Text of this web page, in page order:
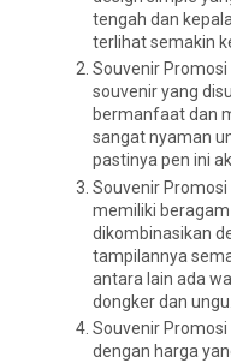
tengah dan
terlihat semakin
Souvenir
souvenir yang
bermanfaat dan
sangat nyaman
pastinya pen ini
Souvenir Promosi
memiliki
dikombinasikan
tampilannya
antara lain ada
dongker dan ungu.
Souvenir Promosi
dengan harga